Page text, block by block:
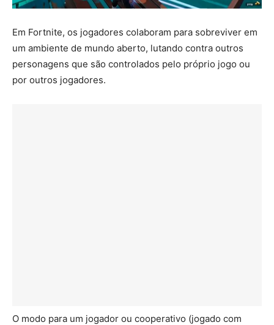
Em Fortnite, os jogadores colaboram para sobreviver em
um ambiente de mundo aberto, lutando contra outros
personagens que são controlados pelo próprio jogo ou
por outros jogadores.
O modo para um jogador ou cooperativo (jogado com